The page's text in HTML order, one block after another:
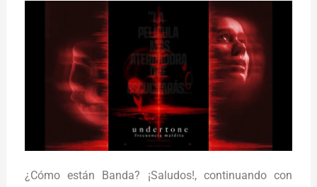
¿Cómo están Banda? ¡Saludos!, continuando con